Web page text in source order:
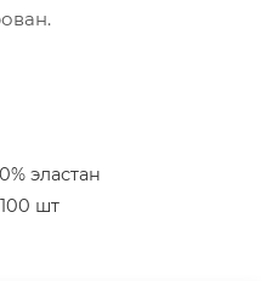
эластан
100 шт